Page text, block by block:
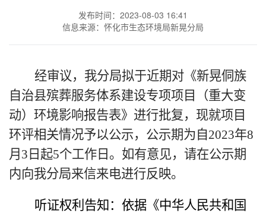
发布时间：2023-08-03 16:41
信息来源：怀化市生态环境局新晃分局
经审议，我分局拟于近期对《新晃侗族
自治县殡葬服务体系建设专项项目（重大变
动）环境影响报告表》进行批复，现就项目
环评相关情况予以公示，公示期为自2023年8
月3日起5个工作日。如有意见，请在公示期
内向我分局来信来电进行反映。
听证权利 告知：依据《中华人民共和国